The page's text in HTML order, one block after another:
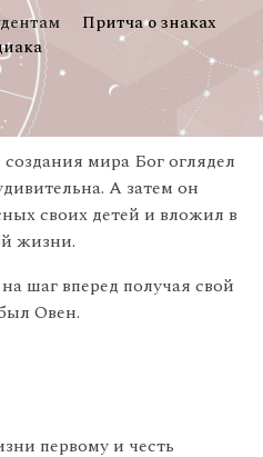
Притча о знаках
мира Бог оглядел
А затем он
своих детей и вложил в
жизни.
шаг вперед получая свой
Овен.
первому и честь